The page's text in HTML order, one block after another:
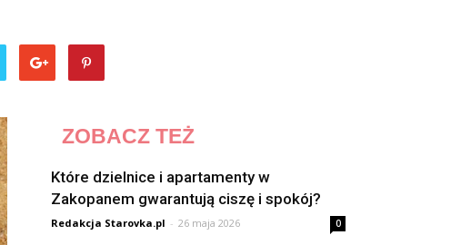
ZOBACZ TEŻ
Które dzielnice i apartamenty w
Zakopanem gwarantują ciszę i spokój?
Redakcja Starovka.pl - 26 maja 2026 0